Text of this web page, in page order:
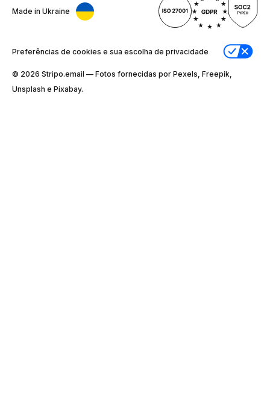
Made in Ukraine
Preferências de cookies e sua escolha de privacidade
© 2026 Stripо.email — Fotos fornecidas por Pexels, Freepik,
Unsplash e Pixabay.